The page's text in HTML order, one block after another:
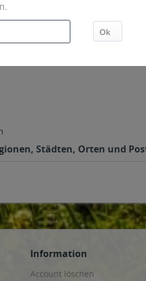
Städten, Orten und
Information
Account löschen